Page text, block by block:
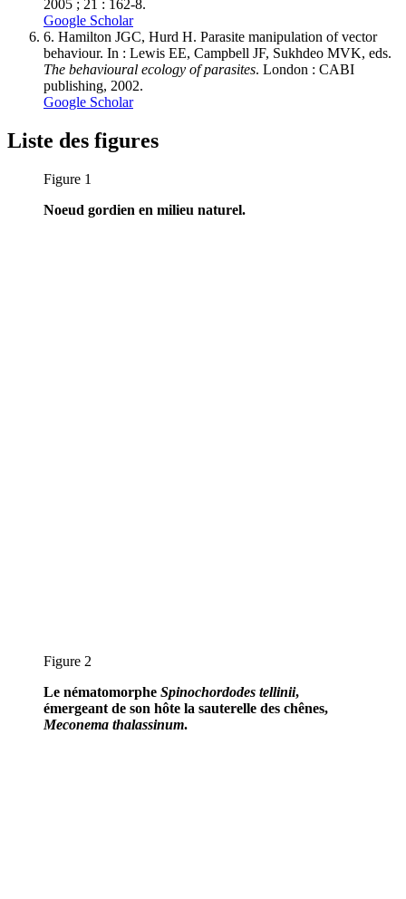
2005 ; 21 : 162-8.
Google Scholar
6. Hamilton JGC, Hurd H. Parasite manipulation of vector
behaviour. In : Lewis EE, Campbell JF, Sukhdeo MVK, eds.
The behavioural ecology of parasites. London : CABI
publishing, 2002.
Google Scholar
Liste des figures
Figure 1
Noeud gordien en milieu naturel.
Figure 2
Le nématomorphe Spinochordodes tellinii,
émergeant de son hôte la sauterelle des chênes,
Meconema thalassinum.